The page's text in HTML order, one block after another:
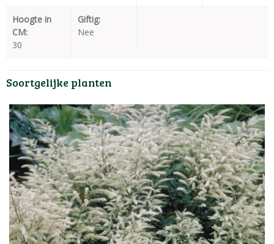
Hoogte in
CM:
30
Giftig:
Nee
Soortgelijke planten